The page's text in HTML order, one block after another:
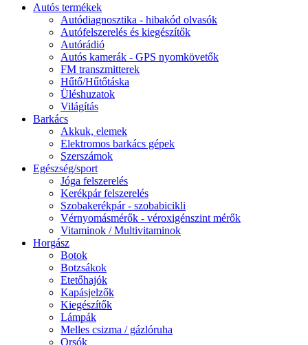
Autós termékek
Autódiagnosztika - hibakód olvasók
Autófelszerelés és kiegészítők
Autórádió
Autós kamerák - GPS nyomkövetők
FM transzmitterek
Hűtő/Hűtőtáska
Üléshuzatok
Világítás
Barkács
Akkuk, elemek
Elektromos barkács gépek
Szerszámok
Egészség/sport
Jóga felszerelés
Kerékpár felszerelés
Szobakerékpár - szobabicikli
Vérnyomásmérők - véroxigénszint mérők
Vitaminok / Multivitaminok
Horgász
Botok
Botzsákok
Etetőhajók
Kapásjelzők
Kiegészítők
Lámpák
Melles csizma / gázlóruha
Orsók